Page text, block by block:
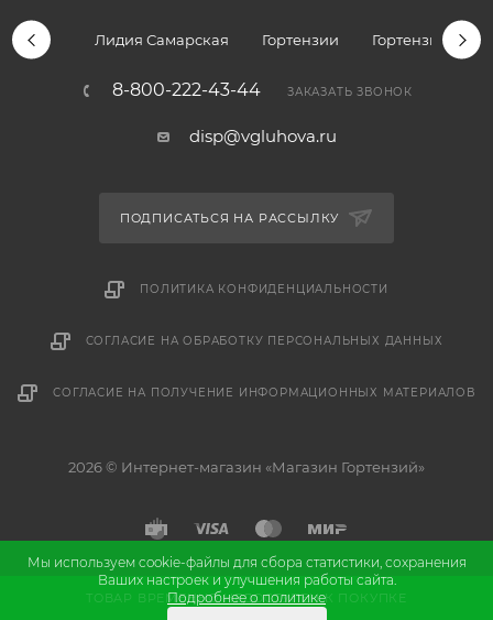
ТОВАР ВРЕМЕННО НЕДОСТУПЕН К ПОКУПКЕ
Лидия Самарская Гортензии Гортензии
8-800-222-43-44 ЗАКАЗАТЬ ЗВОНОК
disp@vgluhova.ru
ПОДПИСАТЬСЯ НА РАССЫЛКУ
ПОЛИТИКА КОНФИДЕНЦИАЛЬНОСТИ
СОГЛАСИЕ НА ОБРАБОТКУ ПЕРСОНАЛЬНЫХ ДАННЫХ
СОГЛАСИЕ НА ПОЛУЧЕНИЕ ИНФОРМАЦИОННЫХ МАТЕРИАЛОВ
2026 © Интернет-магазин «Магазин Гортензий»
Разработкаипродвижение сайта
Мы используем cookie-файлы для сбора статистики, сохранения
Ваших настроек и улучшения работы сайта.
Подробнее о политике